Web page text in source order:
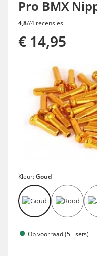
Pro BMX
4,8//4 recensies
€ 14,95
Kleur:Goud
Op voorraad (5+ sets)